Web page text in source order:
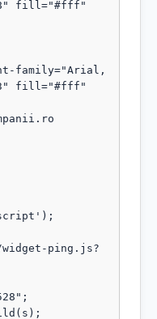
fill="#fff"
fill="#fff"
ping.js?